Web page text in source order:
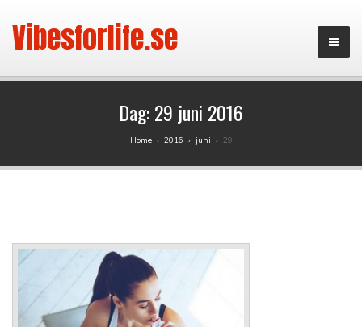
Vibesforlife.se
Dag:29 juni 2016
Home› 2016 › juni › 29